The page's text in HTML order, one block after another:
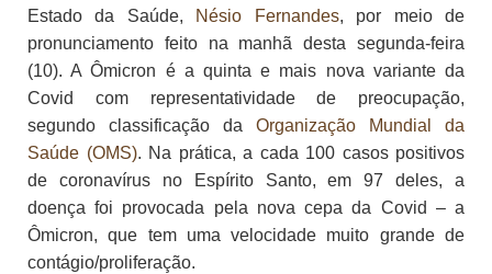
Estado da Saúde, Nésio Fernandes, por meio de
pronunciamento feito na manhã desta segunda-feira
(10). A Ômicron é a quinta e mais nova variante da
Covid com representatividade de preocupação,
segundo classificação da Organização Mundial da
Saúde (OMS). Na prática, a cada 100 casos positivos
de coronavírus no Espírito Santo, em 97 deles, a
doença foi provocada pela nova cepa da Covid – a
Ômicron, que tem uma velocidade muito grande de
contágio/proliferação.